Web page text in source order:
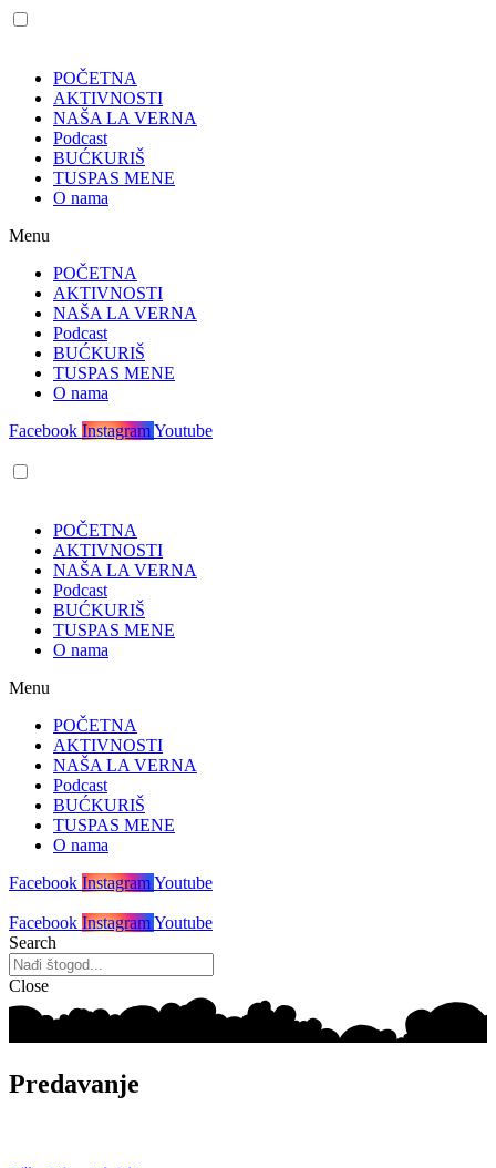
POČETNA
AKTIVNOSTI
NAŠA LA VERNA
Podcast
BUĆKURIŠ
TUSPAS MENE
O nama
Menu
POČETNA
AKTIVNOSTI
NAŠA LA VERNA
Podcast
BUĆKURIŠ
TUSPAS MENE
O nama
Facebook InstagramYoutube
POČETNA
AKTIVNOSTI
NAŠA LA VERNA
Podcast
BUĆKURIŠ
TUSPAS MENE
O nama
Menu
POČETNA
AKTIVNOSTI
NAŠA LA VERNA
Podcast
BUĆKURIŠ
TUSPAS MENE
O nama
Facebook InstagramYoutube
Facebook InstagramYoutube
Search
Close
Predavanje